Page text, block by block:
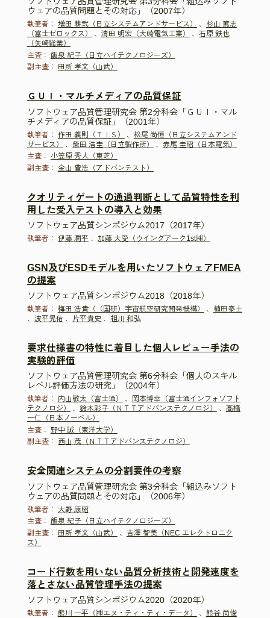
ウェアの品質問題とその対応」（2007年）
執筆者： 増田 耕弐（日立システムアンドサービス） 、 杉山 篤志
（富士ゼロックス）
、 清田 明宏（大崎電気工業） 、 石原 鉄也
（矢崎総業）
主査： 飯泉 紀子（日立ハイテクノロジーズ）
副主査：
田所 孝文（山武）
ＧＵＩ・マルチメディアの品質保証
ソフトウェア品質管理研究会 第2分科会「ＧＵＩ・マル
チメディアの品質保証」（2001年）
執筆者： 作田 義則（ＴＩＳ） 、 松尾 尚恒（日立システムアンド
サービス）
、 柴田 浩圭（日立製作所） 、 赤尾 圭昭（日本電気）
主査：
小笠原 秀人（東芝）
副主査： 金山 豊浩（アドバンテスト）
クオリティゲートの通過判断として品質特性を利
用した受入テストの導入と効果
ソフトウェア品質シンポジウム2017（2017年）
執筆者： 伊藤 潤平 、 加藤 大受（ウイングアーク1st㈱）
GSN及びESDモデルを用いたソフトウェアFMEA
の提案
ソフトウェア品質シンポジウム2018（2018年）
執筆者： 梅田 浩貴（（国研）宇宙航空研究開発機構） 、 植田泰士
、 波平晃佑 、 片平貴史 、 祖川 和弘
要求仕様書の特性に着目した個人レビュー手法の
実験的評価
ソフトウェア品質管理研究会 第6分科会「個人のスキル
レベル評価方法の研究」（2004年）
執筆者： 内山敬太（富士通） 、
岡本博幸（富士通インフォソフト
テクノロジ）
、 鈴木彩子（ＮＴＴアドバンステクノロジ） 、 高橋
一仁（日本ノーベル）
主査： 野中 誠（東洋大学）
副主査：
西山 茂（ＮＴＴアドバンステクノロジ）
安全関連システムの分割要件の考察
ソフトウェア品質管理研究会 第3分科会「組込みソフト
ウェアの品質問題とその対応」（2006年）
執筆者： 大野 康昭
主査： 飯泉 紀子（日立ハイテクノロジーズ）
副主査：
田所 孝文（山武） 、 吉澤 智美（NEC エレクトロニク
ス）
コード行数を用いない品質分析技術と開発速度を
落とさない品質管理手法の提案
ソフトウェア品質シンポジウム2020（2020年）
執筆者： 熊川 一平（㈱エヌ・ティ・ティ・データ） 、 熊谷 尚俊